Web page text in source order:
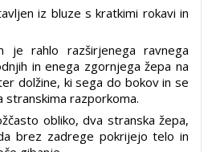
iz bluze s kratkimi rokavi in
je rahlo razširjenega ravnega
in enega zgornjega žepa na
dolžine, ki sega do bokov in se
stranskima razporkoma.
obliko, dva stranska žepa,
brez zadrege pokrijejo telo in